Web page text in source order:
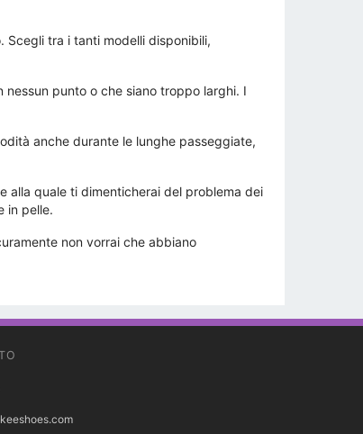
Scegli tra i tanti modelli disponibili,
punto o che siano troppo larghi. I
anche durante le lunghe passeggiate,
alla quale ti dimenticherai del problema dei
in pelle.
non vorrai che abbiano